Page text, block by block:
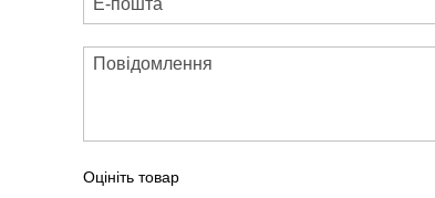
Оцініть товар